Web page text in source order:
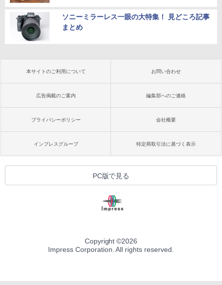
ソニーミラーレス一眼の大特集！ 見どころ記事
まとめ
本サイトのご利用について お問い合わせ
広告掲載のご案内 編集部へのご連絡
プライバシーポリシー 会社概要
インプレスグループ 特定商取引法に基づく表示
PC版で見る
Copyright ©2026
Impress Corporation. All rights reserved.